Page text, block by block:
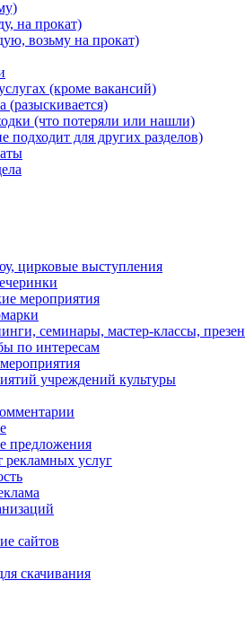
на прокат)
возьму на прокат)
(кроме вакансий)
(разыскивается)
(что потеряли или нашли)
подходит для других разделов)
цирковые выступления
мероприятия
семинары, мастер-классы,
по интересам
учреждений культуры
предложения
рекламных услуг
сайтов
скачивания